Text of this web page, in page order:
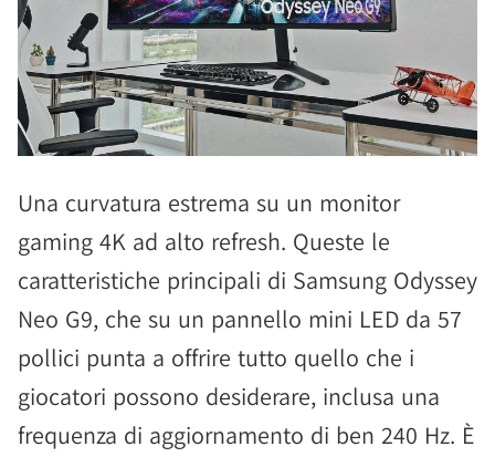
Una curvatura estrema su un monitor
gaming 4K ad alto refresh. Queste le
caratteristiche principali di Samsung Odyssey
Neo G9, che su un pannello mini LED da 57
pollici punta a offrire tutto quello che i
giocatori possono desiderare, inclusa una
frequenza di aggiornamento di ben 240 Hz. È